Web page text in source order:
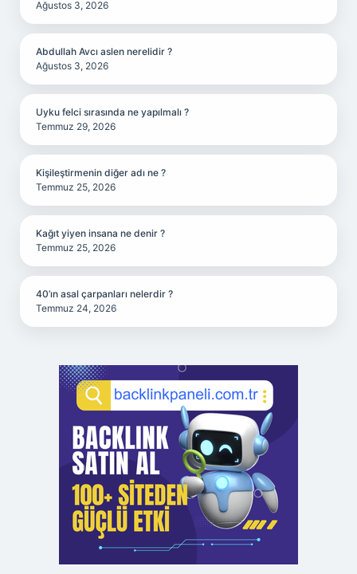
Ağustos 3, 2026
Abdullah Avcı aslen nerelidir ?
Ağustos 3, 2026
Uyku felci sırasında ne yapılmalı ?
Temmuz 29, 2026
Kişileştirmenin diğer adı ne ?
Temmuz 25, 2026
Kağıt yiyen insana ne denir ?
Temmuz 25, 2026
40’ın asal çarpanları nelerdir ?
Temmuz 24, 2026